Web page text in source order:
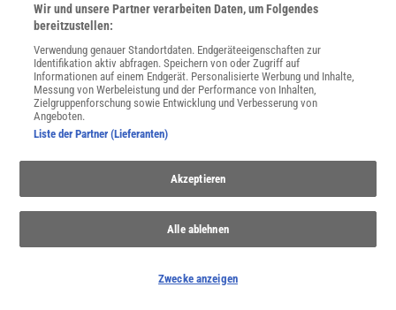
Meere
Aus dem Meer kommt alles Leben - und noch heute sind die
Ozeane von übergeordneter Wichtigkeit für uns Menschen.
Wir und unsere Partner verarbeiten Daten, um Folgendes
bereitzustellen:
Verwendung genauer Standortdaten. Endgeräteeigenschaften zur
Identifikation aktiv abfragen. Speichern von oder Zugriff auf
Informationen auf einem Endgerät. Personalisierte Werbung und Inhalte,
Messung von Werbeleistung und der Performance von Inhalten,
Zielgruppenforschung sowie Entwicklung und Verbesserung von
Angeboten.
Liste der Partner (Lieferanten)
Akzeptieren
Alle ablehnen
Zwecke anzeigen